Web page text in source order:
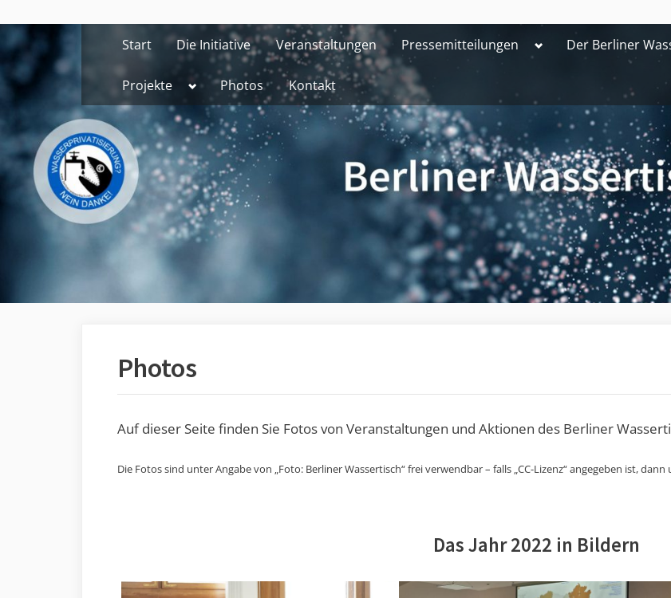
to
content
Start Die Initiative Veranstaltungen Pressemitteilungen ToggleDer Berliner
Projekte Toggle
menu
Photos Kontakt
Photos
Auf dieser Seite finden Sie Fotos von Veranstaltungen und Aktionen des Berliner
Die Fotos sind unter Angabe von „Foto: Berliner Wassertisch“ frei verwendbar – falls „CC-Lizenz“ angegeben ist,
Das Jahr 2022 in Bildern